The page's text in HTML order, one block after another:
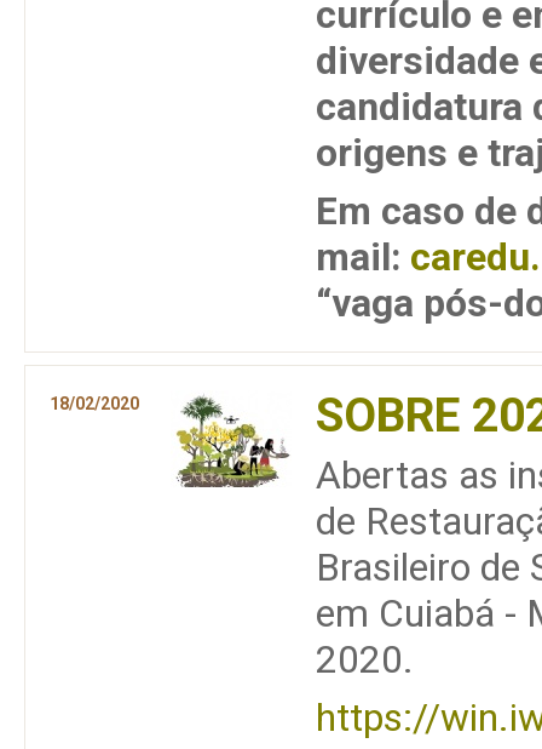
currículo e
diversidade
candidatura
origens e
Em caso de
mail:
“vaga pós-
18/02/2020 SOBRE
Abertas as
de
Brasileiro de
em Cuiabá -
2020.
https://